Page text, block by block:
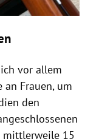
vor allem
Frauen, um
den
mittlerweile 15